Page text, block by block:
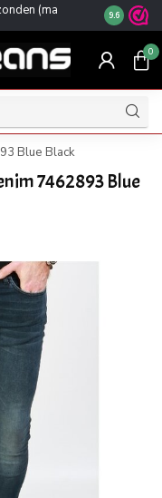
(ma Gratis
9.6
0
Blue Black
7462893 Blue